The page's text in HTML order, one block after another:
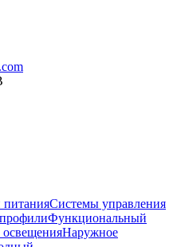
Системы управления
Функциональный
Наружное